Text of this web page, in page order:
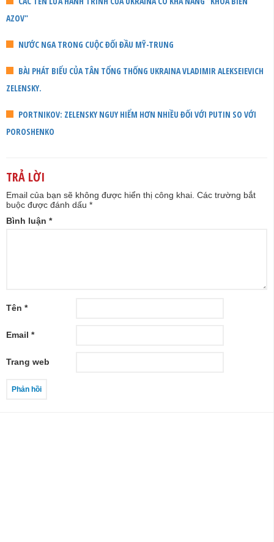
AZOV"
NƯỚC NGA TRONG CUỘC ĐỐI ĐẦU MỸ-TRUNG
BÀI PHÁT BIỂU CỦA TÂN TỔNG THỐNG UKRAINA VLADIMIR ALEKSEIEVICH
ZELENSKY.
PORTNIKOV: ZELENSKY NGUY HIỂM HƠN NHIỀU ĐỐI VỚI PUTIN SO VỚI
POROSHENKO
TRẢ LỜI
Email của bạn sẽ không được hiển thị công khai. Các trường bắt
buộc được đánh dấu *
Bình luận *
Tên *
Email *
Trang web